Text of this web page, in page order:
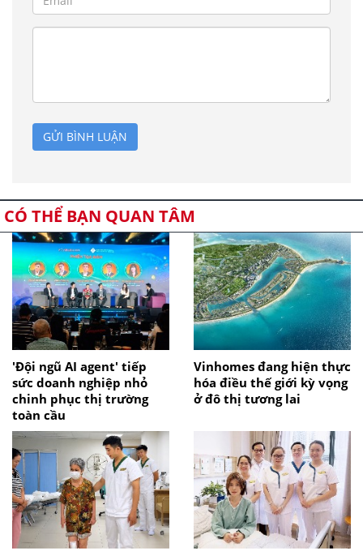
GỬI BÌNH LUẬN
CÓ THỂ BẠN QUAN TÂM
'Đội ngũ AI agent' tiếp
sức doanh nghiệp nhỏ
chinh phục thị trường
toàn cầu
Vinhomes đang hiện thực
hóa điều thế giới kỳ vọng
ở đô thị tương lai